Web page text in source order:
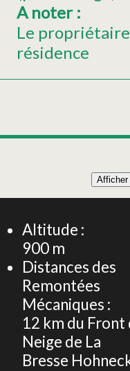
A noter :
Le
résidence
Chalet 5
panoramique
Afficher
Altitude :
900 m
Distances des
Remontées
Mécaniques :
12 km du Front
Neige de La
Bresse